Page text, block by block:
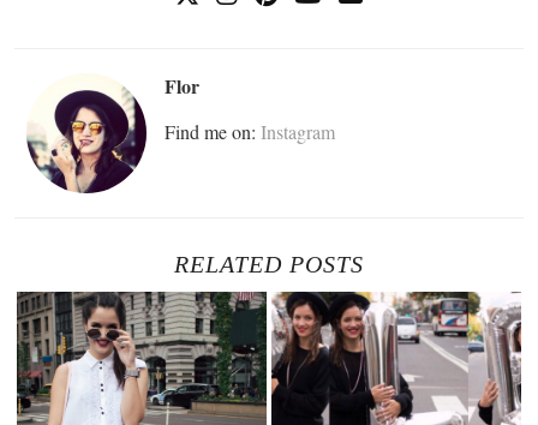
Flor
Find me on: Instagram
RELATED POSTS